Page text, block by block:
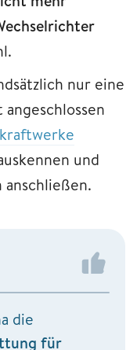
nur eine
und
anschließen.
die
für